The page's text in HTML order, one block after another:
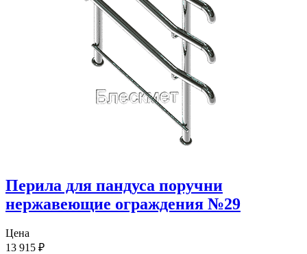
Перила для пандуса поручни
нержавеющие ограждения №29
Цена
13 915 ₽